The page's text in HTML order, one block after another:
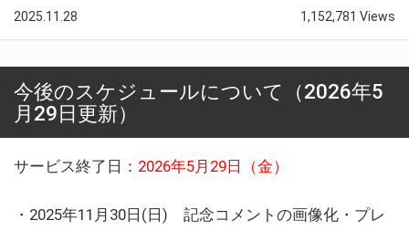
2025.11.28 1,152,781 Views
今後のスケジュールについて（2026年5
月29日更新）
サービス終了日： 2026年5月29日（金）
・2025年11月30日(日) 記念コメントの画像化・プレ